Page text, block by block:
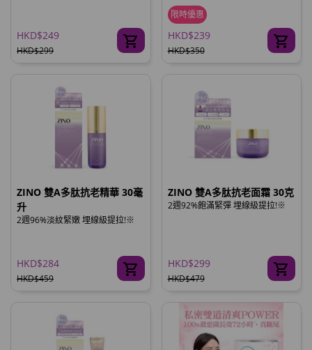
HKD$249
HKD$299
限時優惠
HKD$239
HKD$350
ZINO 雙A多肽抗老精華 30毫
升
2週96%淡紋緊嫩 埋線級提拉!※
HKD$284
HKD$459
ZINO 雙A多肽抗老面霜 30克
2週92%飽滿緊彈 埋線級提拉!※
HKD$299
HKD$479